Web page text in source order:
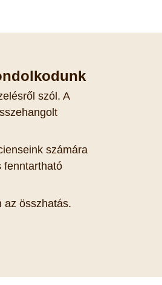
szól. A
számára
fenntartható
az összhatás.